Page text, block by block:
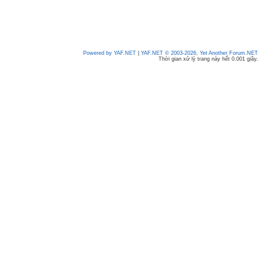
Powered by YAF.NET
YAF.NET © 2003-2026, Yet Another Forum.NET
Thời gian xử lý trang này hết 0.001 giây.